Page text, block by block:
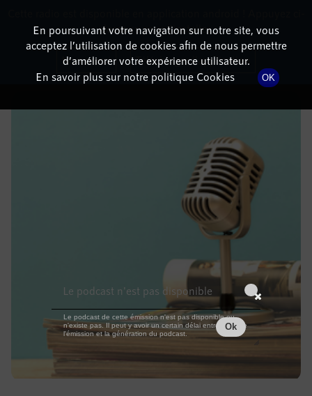
DÉTAILS DE L'ÉPISODE
19 juillet 2022à 4h59 , durée : Invalid date
En poursuivant votre navigation sur notre site, vous
acceptez l’utilisation de cookies afin de nous permettre
d’améliorer votre expérience utilisateur.
En savoir plus sur notre politique Cookies
OK
dessous pour l'installer.
Non merci Télécharger l'application
Le podcast n'est pas disponible
Le podcast de cette émission n'est pas disponible ou
n'existe pas. Il peut y avoir un certain délai entre la fin de
l'émission et la génération du podcast.
Ok